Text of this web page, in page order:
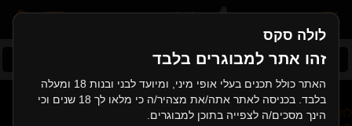
לולה סקס
זהו אתר למבוגרים בלבד
האתר כולל תכנים בעלי אופי מיני, ומיועד לבני ובנות 18 ומעלה
בלבד. בכניסה לאתר אתה/את מצהיר/ה כי מלאו לך 18 שנים וכי
הינך מסכים/ה לצפייה בתוכן למבוגרים.
סקס ישראלי סקס אחות ואח
לולה סקס>סקס צעירות >כוכבת סרטי סקס רוסיה זורמת עם